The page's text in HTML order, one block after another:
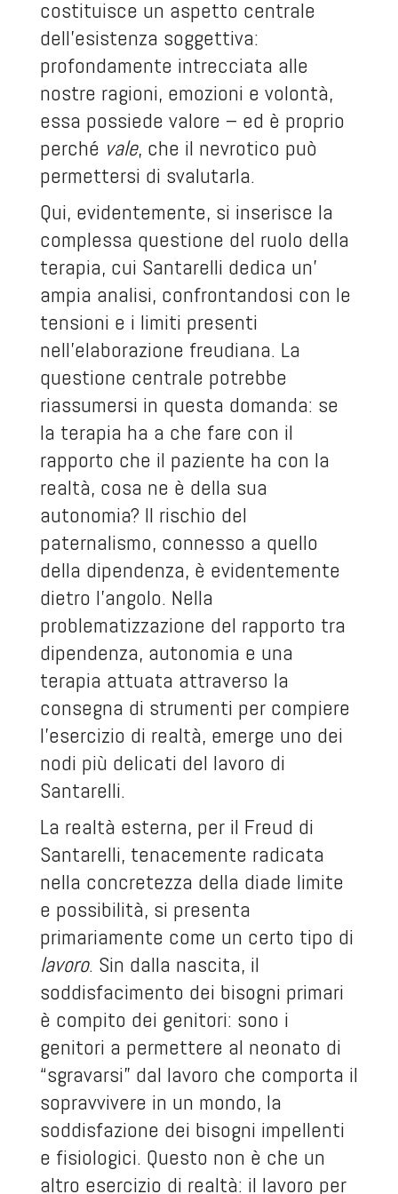
costituisce un aspetto centrale
dell’esistenza soggettiva:
profondamente intrecciata alle
nostre ragioni, emozioni e volontà,
essa possiede valore – ed è proprio
perché vale, che il nevrotico può
permettersi di svalutarla.
Qui, evidentemente, si inserisce la
complessa questione del ruolo della
terapia, cui Santarelli dedica un’
ampia analisi, confrontandosi con le
tensioni e i limiti presenti
nell’elaborazione freudiana. La
questione centrale potrebbe
riassumersi in questa domanda: se
la terapia ha a che fare con il
rapporto che il paziente ha con la
realtà, cosa ne è della sua
autonomia? Il rischio del
paternalismo, connesso a quello
della dipendenza, è evidentemente
dietro l’angolo. Nella
problematizzazione del rapporto tra
dipendenza, autonomia e una
terapia attuata attraverso la
consegna di strumenti per compiere
l’esercizio di realtà, emerge uno dei
nodi più delicati del lavoro di
Santarelli.
La realtà esterna, per il Freud di
Santarelli, tenacemente radicata
nella concretezza della diade limite
e possibilità, si presenta
primariamente come un certo tipo di
lavoro. Sin dalla nascita, il
soddisfacimento dei bisogni primari
è compito dei genitori: sono i
genitori a permettere al neonato di
“sgravarsi” dal lavoro che comporta il
sopravvivere in un mondo, la
soddisfazione dei bisogni impellenti
e fisiologici. Questo non è che un
altro esercizio di realtà: il lavoro per